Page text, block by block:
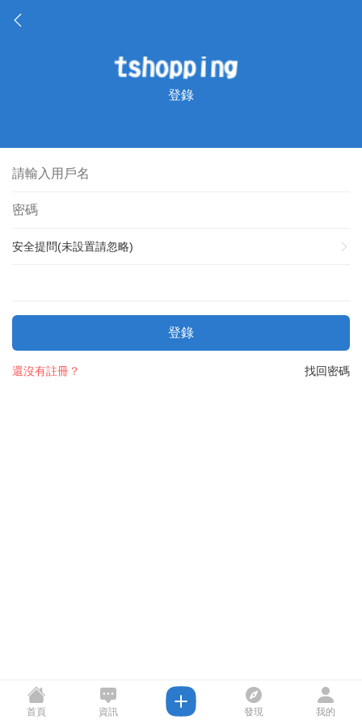
登錄
安全提問(未設置請忽略)
登錄
找回密碼
還沒有註冊？
首頁 資訊 發現 我的